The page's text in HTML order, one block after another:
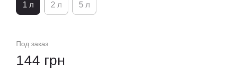
1 л 2 л 5 л
Под заказ
144 грн